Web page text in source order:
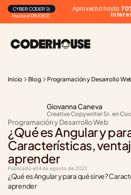
Hasta el 09/08 ⏰
CYBER CODER 🚀 Aprovecha hasta
Inicio Blog Programación y Desarrollo
Giovanna Caneva
Creative Copywriter Sr. en
Programación y Desarrollo Web
¿Qué es Angular y
Características,
aprender
Publicado el14 de agosto de 2022
¿Qué es Angular y para qué sirve?
aprender